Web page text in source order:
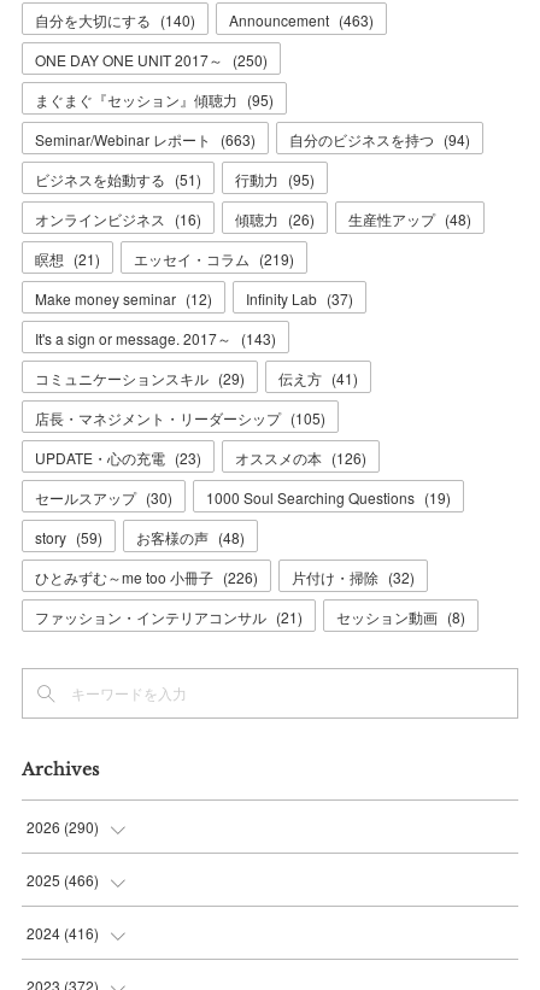
自分を大切にする (140) Announcement (463)
ONE DAY ONE UNIT 2017～
(250)
まぐまぐ『セッション』傾聴力 (95)
Seminar/Webinar レポート
(663) 自分のビジネスを持つ (94)
ビジネスを始動する (51) 行動力 (95)
オンラインビジネス
(16) 傾聴力 (26) 生産性アップ (48)
瞑想 (21) エッセイ・コラム (219)
Make money seminar (12) Infinity Lab (37)
It's a sign or message. 2017～
(143)
コミュニケーションスキル (29) 伝え方 (41)
店長・マネジメント・リーダーシップ (105)
UPDATE・心の充電 (23) オススメの本 (126)
セールスアップ (30) 1000 Soul Searching Questions (19)
story (59) お客様の声 (48)
ひとみずむ～me too 小冊子 (226) 片付け・掃除 (32)
ファッション・インテリアコンサル (21) セッション動画 (8)
Archives
2026 (290)
(11
(36
(37
2025 (466)
(56
(37
2024 (416)
(38
2023 (372)